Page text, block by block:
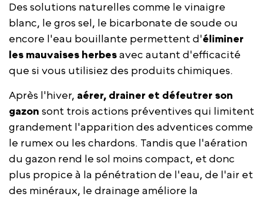
Des solutions naturelles comme le vinaigre
blanc, le gros sel, le bicarbonate de soude ou
encore l'eau bouillante permettent d'éliminer
les mauvaises herbesavec autant d'efficacité
que si vous utilisiez des produits chimiques.
Après l'hiver, aérer, drainer et défeutrer son
gazon sont trois actions préventives qui limitent
grandement l'apparition des adventices comme
le rumex ou les chardons. Tandis que l'aération
du gazon rend le sol moins compact, et donc
plus propice à la pénétration de l'eau, de l'air et
des minéraux, le drainage améliore la